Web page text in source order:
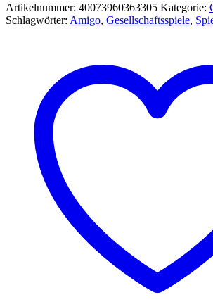
Artikelnummer: 40073960363305 Kategorie:
Schlagwörter: Amigo, Gesellschaftsspiele,